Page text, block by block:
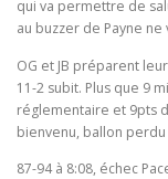
qui va permettre de
au buzzer de Payne
OG et JB préparent
11-2 subit. Plus que 9
réglementaire et 9pts
bienvenu, ballon
87-94 à 8:08, échec